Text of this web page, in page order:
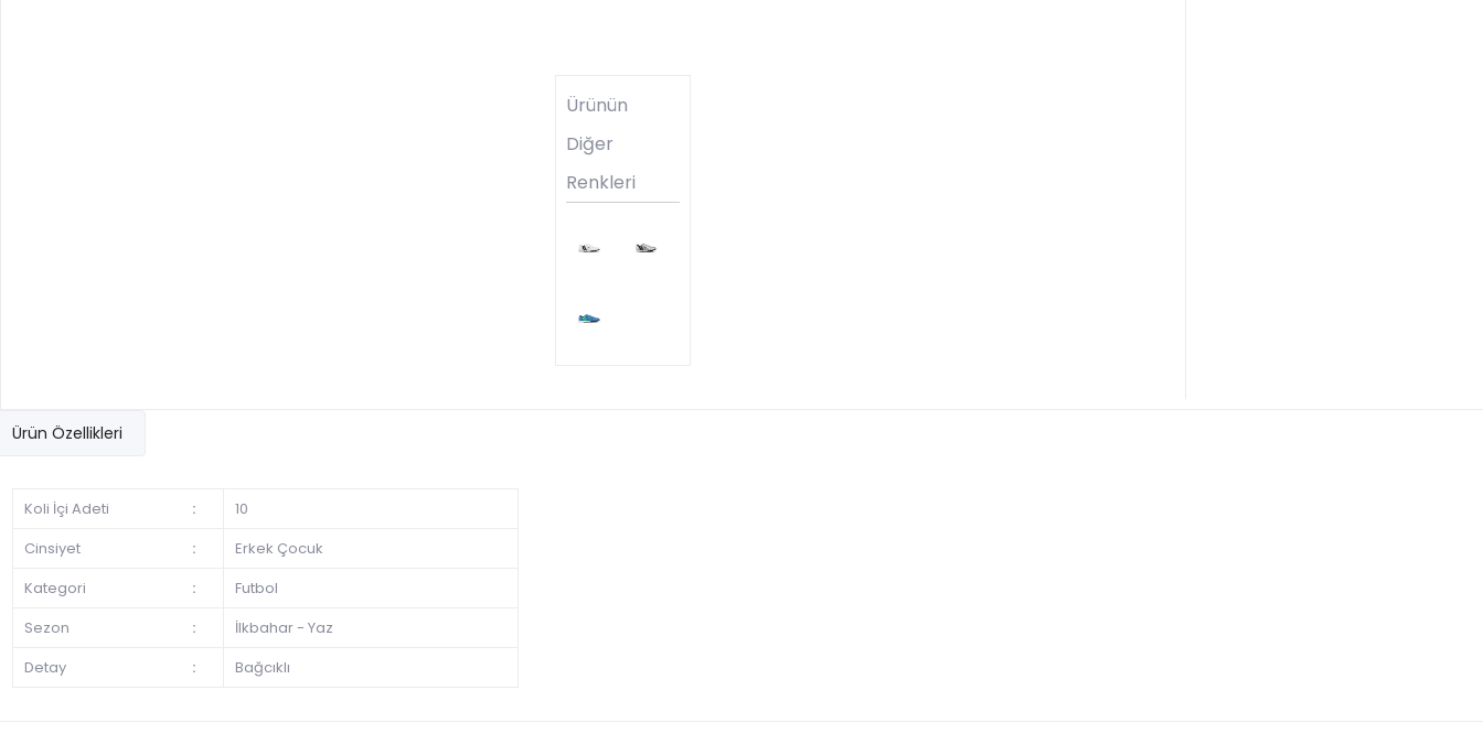
Ürünün
Diğer
Renkleri
Ürün Özellikleri
Koli İçi Adeti :
10
Cinsiyet
:
Erkek Çocuk
Kategori
:
Futbol
Sezon
:
İlkbahar - Yaz
Detay
: Bağcıklı